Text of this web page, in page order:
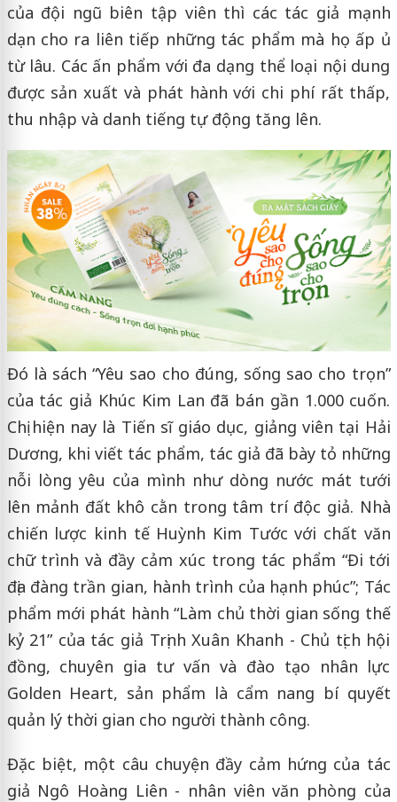
của đội ngũ biên tập viên thì các tác giả mạnh
dạn cho ra liên tiếp những tác phẩm mà họ ấp ủ
từ lâu. Các ấn phẩm với đa dạng thể loại nội dung
được sản xuất và phát hành với chi phí rất thấp,
thu nhập và danh tiếng tự động tăng lên.
Đó là sách “Yêu sao cho đúng, sống sao cho trọn”
của tác giả Khúc Kim Lan đã bán gần 1.000 cuốn.
Chị hiện nay là Tiến sĩ giáo dục, giảng viên tại Hải
Dương, khi viết tác phẩm, tác giả đã bày tỏ những
nỗi lòng yêu của mình như dòng nước mát tưới
lên mảnh đất khô cằn trong tâm trí độc giả. Nhà
chiến lược kinh tế Huỳnh Kim Tước với chất văn
chữ trình và đầy cảm xúc trong tác phẩm “Đi tới
địa đàng trần gian, hành trình của hạnh phúc”; Tác
phẩm mới phát hành “Làm chủ thời gian sống thế
kỷ 21” của tác giả Trịnh Xuân Khanh - Chủ tịch hội
đồng, chuyên gia tư vấn và đào tạo nhân lực
Golden Heart, sản phẩm là cẩm nang bí quyết
quản lý thời gian cho người thành công.
Đặc biệt, một câu chuyện đầy cảm hứng của tác
giả Ngô Hoàng Liên - nhân viên văn phòng của